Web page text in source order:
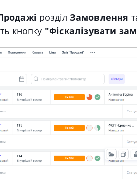
розділ Замовлення
кнопку "Фіскалізувати